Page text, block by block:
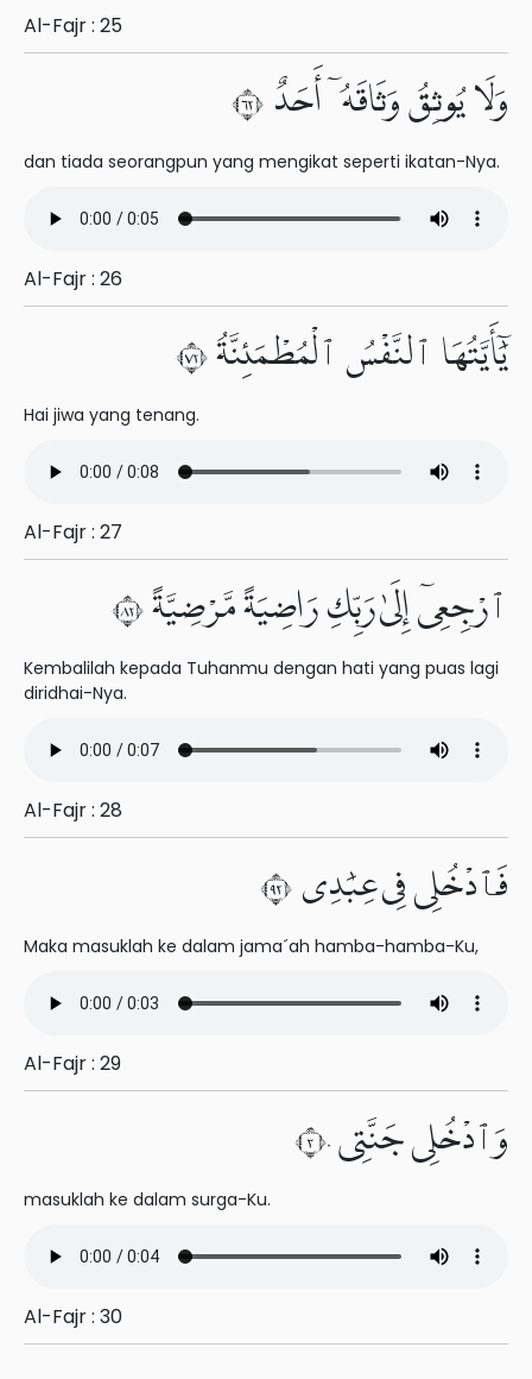
Al-Fajr : 25
وَلَا يُوثِقُ وَثَاقَهُۥٓ أَحَدٌ ٢٦
dan tiada seorangpun yang mengikat seperti ikatan-Nya.
Al-Fajr : 26
يَٰٓأَيَّتُهَا ٱلنَّفْسُ ٱلْمُطْمَئِنَّةُ ٢٧
Hai jiwa yang tenang.
Al-Fajr : 27
ٱرْجِعِىٓ إِلَىٰ رَبِّكِ رَاضِيَةً مَّرْضِيَّةً ٢٨
Kembalilah kepada Tuhanmu dengan hati yang puas lagi
diridhai-Nya.
Al-Fajr : 28
فَٱدْخُلِى فِى عِبَٰدِى ٢٩
Maka masuklah ke dalam jama´ah hamba-hamba-Ku,
Al-Fajr : 29
وَٱدْخُلِى جَنَّتِى ٣٠
masuklah ke dalam surga-Ku.
Al-Fajr : 30